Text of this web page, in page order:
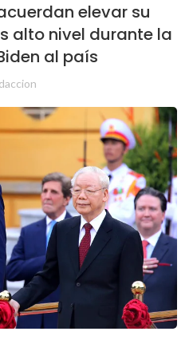
elevar su
alto nivel durante la
al país